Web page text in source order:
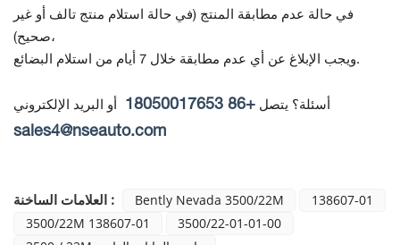
في حالة عدم مطابقة المنتج (في حالة استلام منتج تالف أو غير
صحيح)،
ويجب الإبلاغ عن أي عدم مطابقة خلال 7 أيام من استلام البضائع.
أسئلة؟ يتصل +86 18050017653 أو البريد الإلكتروني
sales4@nseauto.com
العلامات الساخنة : Bently Nevada 3500/22M
138607-01
3500/22M 138607-01
3500/22-01-01-00